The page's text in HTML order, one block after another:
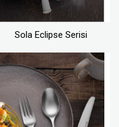
Sola Eclipse Serisi